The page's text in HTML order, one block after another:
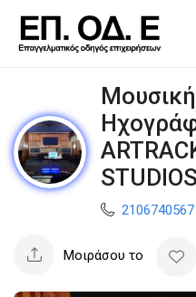
STUDIOS
2106740567
Μοιράσου το